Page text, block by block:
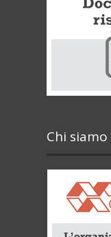
Chi siamo